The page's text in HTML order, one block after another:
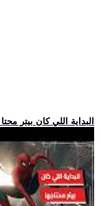
.. فيلم Spider-Man: Brand New Day | البداية اللي كان بيتر محتا